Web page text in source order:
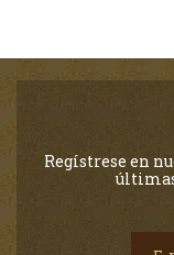
Regístrese en